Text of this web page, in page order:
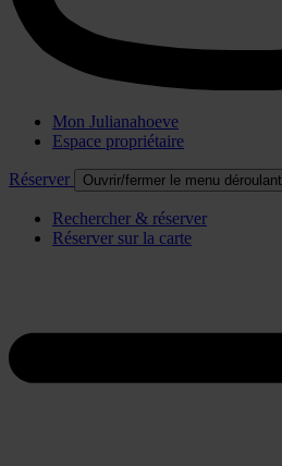
Mon Julianahoeve
Espace propriétaire
Réserver Ouvrir/fermer le menu déroulant
Rechercher & réserver
Réserver sur la carte